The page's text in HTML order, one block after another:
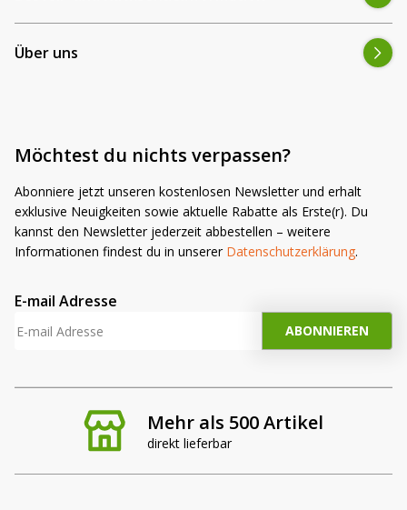
Mehr als 500 Artikel
direkt lieferbar
Über uns
Möchtest du nichts verpassen?
Abonniere jetzt unseren kostenlosen Newsletter und erhalt
exklusive Neuigkeiten sowie aktuelle Rabatte als Erste(r). Du
kannst den Newsletter jederzeit abbestellen – weitere
Informationen findest du in unserer Datenschutzerklärung.
E-mail Adresse